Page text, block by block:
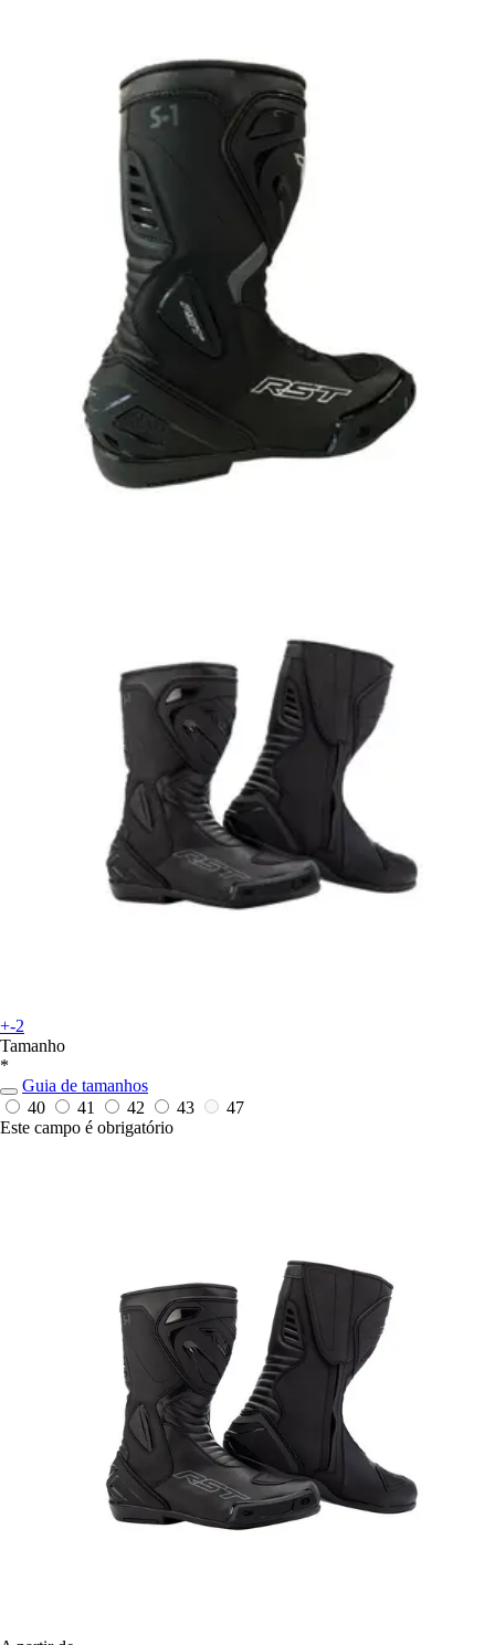
+-2
Tamanho
*
Guia de tamanhos
40
41 42 43
47
Este campo é obrigatório